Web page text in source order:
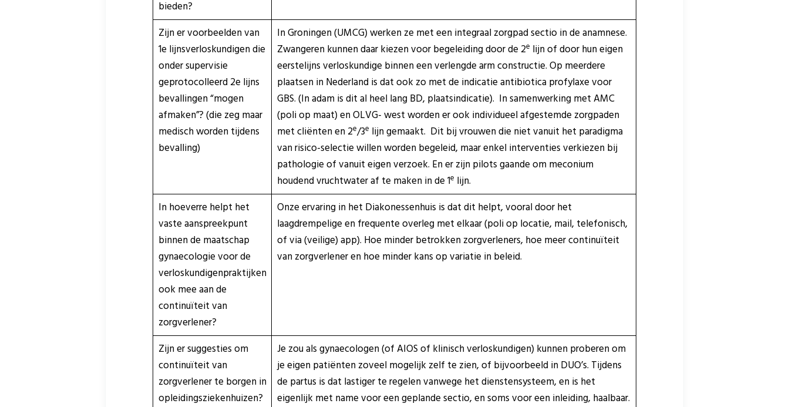
bieden?
Zijn er voorbeelden van
1e lijnsverloskundigen die
onder supervisie
geprotocolleerd 2e lijns
bevallingen “mogen
afmaken”? (die zeg maar
medisch worden tijdens
bevalling)
In Groningen (UMCG) werken ze met een integraal zorgpad sectio in de anamnese.
Zwangeren kunnen daar kiezen voor begeleiding door de 2e lijn of door hun eigen
eerstelijns verloskundige binnen een verlengde arm constructie. Op meerdere
plaatsen in Nederland is dat ook zo met de indicatie antibiotica profylaxe voor
GBS. (In adam is dit al heel lang BD, plaatsindicatie). In samenwerking met AMC
(poli op maat) en OLVG- west worden er ook individueel afgestemde zorgpaden
met cliënten en 2e/3e lijn gemaakt. Dit bij vrouwen die niet vanuit het paradigma
van risico-selectie willen worden begeleid, maar enkel interventies verkiezen bij
pathologie of vanuit eigen verzoek. En er zijn pilots gaande om meconium
houdend vruchtwater af te maken in de 1e lijn.
In hoeverre helpt het
vaste aanspreekpunt
binnen de maatschap
gynaecologie voor de
verloskundigenpraktijken
ook mee aan de
continuïteit van
zorgverlener?
Onze ervaring in het Diakonessenhuis is dat dit helpt, vooral door het
laagdrempelige en frequente overleg met elkaar (poli op locatie, mail, telefonisch,
of via (veilige) app). Hoe minder betrokken zorgverleners, hoe meer continuïteit
van zorgverlener en hoe minder kans op variatie in beleid.
Zijn er suggesties om
continuïteit van
zorgverlener te borgen in
opleidingsziekenhuizen?
Je zou als gynaecologen (of AIOS of klinisch verloskundigen) kunnen proberen om
je eigen patiënten zoveel mogelijk zelf te zien, of bijvoorbeeld in DUO’s. Tijdens
de partus is dat lastiger te regelen vanwege het dienstensysteem, en is het
eigenlijk met name voor een geplande sectio, en soms voor een inleiding, haalbaar.